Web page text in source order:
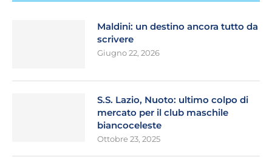
Maldini: un destino ancora tutto da
scrivere
Giugno 22, 2026
S.S. Lazio, Nuoto: ultimo colpo di
mercato per il club maschile
biancoceleste
Ottobre 23, 2025